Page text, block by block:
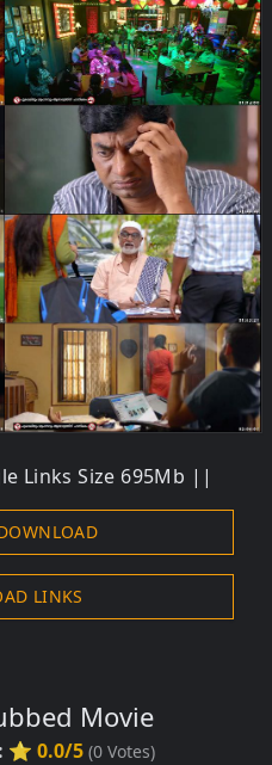
Links Size 695Mb ||
LINKS
Movie
⭐ 0.0/5 (0 Votes)